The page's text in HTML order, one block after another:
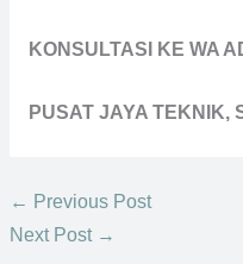
KONSULTASI KE WA
PUSAT JAYA TEKNIK,
← Previous Post
Next Post →